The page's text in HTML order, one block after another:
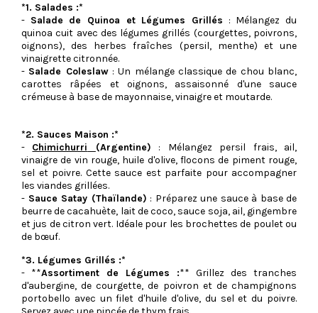
*1. Salades :*
- Salade de Quinoa et Légumes Grillés : Mélangez du
quinoa cuit avec des légumes grillés (courgettes, poivrons,
oignons), des herbes fraîches (persil, menthe) et une
vinaigrette citronnée.
- Salade Coleslaw: Un mélange classique de chou blanc,
carottes râpées et oignons, assaisonné d'une sauce
crémeuse à base de mayonnaise, vinaigre et moutarde.
*2. Sauces Maison :*
- Chimichurri (Argentine) : Mélangez persil frais, ail,
vinaigre de vin rouge, huile d'olive, flocons de piment rouge,
sel et poivre. Cette sauce est parfaite pour accompagner
les viandes grillées.
- Sauce Satay (Thaïlande) : Préparez une sauce à base de
beurre de cacahuète, lait de coco, sauce soja, ail, gingembre
et jus de citron vert. Idéale pour les brochettes de poulet ou
de bœuf.
*3. Légumes Grillés :*
- **Assortiment de Légumes :** Grillez des tranches
d'aubergine, de courgette, de poivron et de champignons
portobello avec un filet d'huile d'olive, du sel et du poivre.